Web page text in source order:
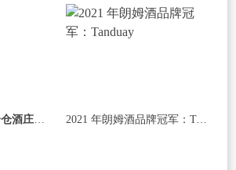
雷盛红酒的运营方云仓酒庄启动三项重要改革，全面优化业务方式 2021 年朗姆酒品牌冠军：Tanduay